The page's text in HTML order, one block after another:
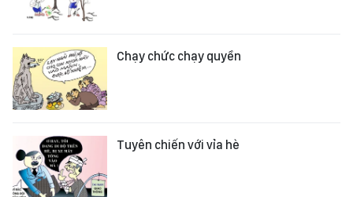
Chạy chức chạy quyền
Tuyên chiến với vỉa hè